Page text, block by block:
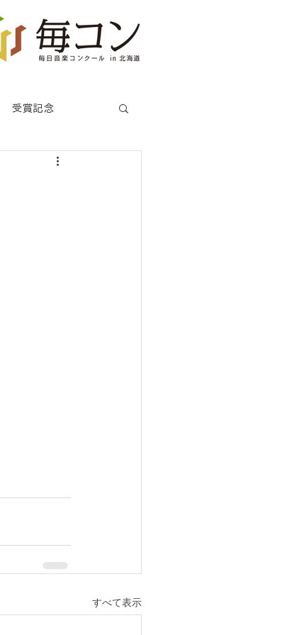
受賞記念
すべて表示